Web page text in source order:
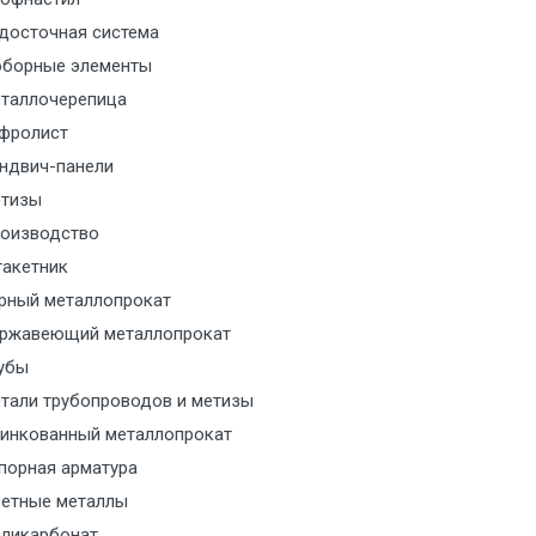
за МКАД
за МКАД
за МКАД
за МКАД
с транспортным
с транспортным
с транспортным
система
элементы
панели
металлопрокат
металлопрокат
трубопроводов и метизы
металлопрокат
арматура
металлы